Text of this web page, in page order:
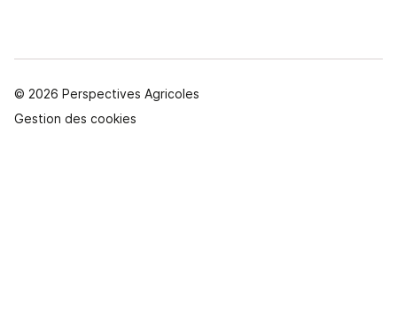
© 2026 Perspectives Agricoles
Gestion des cookies